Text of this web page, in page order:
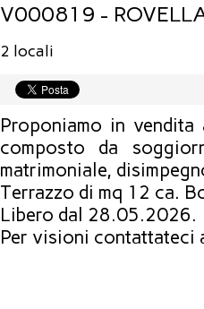
V000819 -
2 locali
Proponiamo in
composto da
matrimoniale,
Terrazzo di mq 12 ca.
Libero dal 28.05.2026.
Per visioni